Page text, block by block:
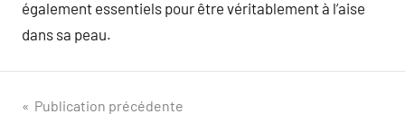
également essentiels pour être véritablement à l’aise
dans sa peau.
Navigation
Publication précédente